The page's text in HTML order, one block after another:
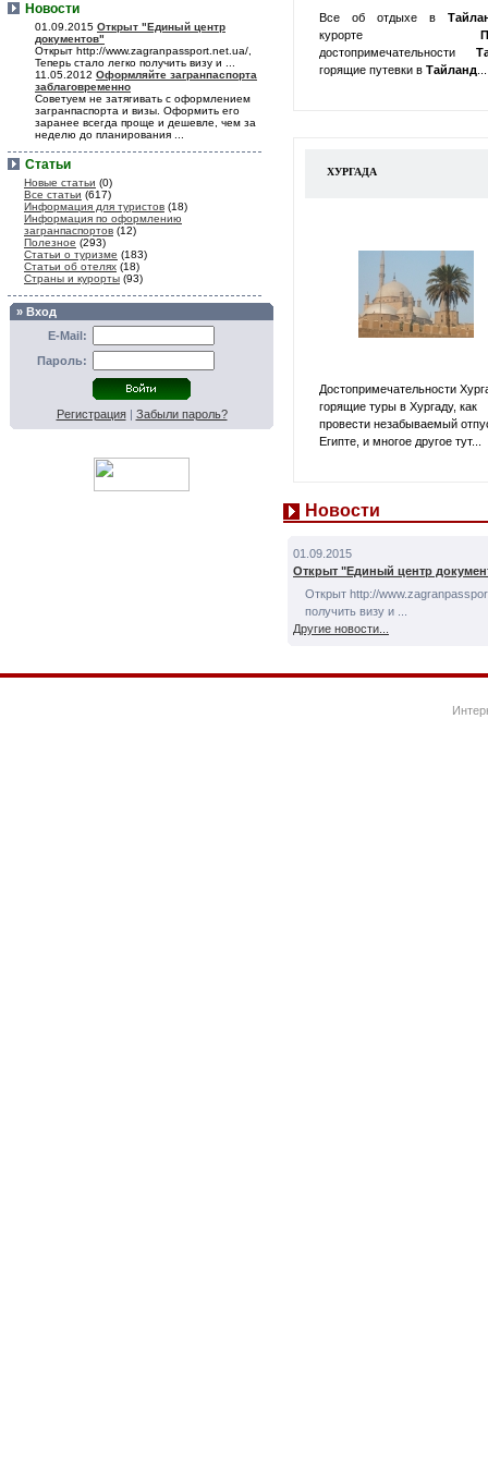
Новости
01.09.2015 Открыт "Единый центр
документов"
Открыт http://www.zagranpassport.net.ua/,
Теперь стало легко получить визу и ...
11.05.2012 Оформляйте загранпаспорта
заблаговременно
Советуем не затягивать с оформлением
загранпаспорта и визы. Оформить его
заранее всегда проще и дешевле, чем за
неделю до планирования ...
Статьи
Новые статьи (0)
Все статьи (617)
Информация для туристов (18)
Информация по оформлению
загранпаспортов (12)
Полезное (293)
Статьи о туризме (183)
Статьи об отелях (18)
Страны и курорты (93)
» Вход
E-Mail:
Пароль:
Регистрация| Забыли пароль?
Все об отдыхе в
курорте
достопримечательности
горящие путевки в Тайланд
ХУРГАДА
Достопримечательности
горящие туры в Хургаду, как
провести незабываемый
Египте, и многое другое тут...
Новости
01.09.2015
Открыт "Единый центр
Открыт http://
получить визу и ...
Другие новости...